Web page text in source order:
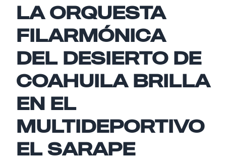
LA ORQUESTA
FILARMÓNICA
DEL DESIERTO DE
COAHUILA BRILLA
EN EL
MULTIDEPORTIVO
EL SARAPE
Nombre